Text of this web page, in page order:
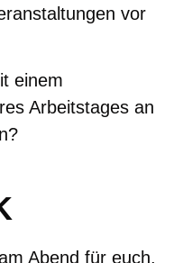
vor
einem
Arbeitstages an
Abend für euch,